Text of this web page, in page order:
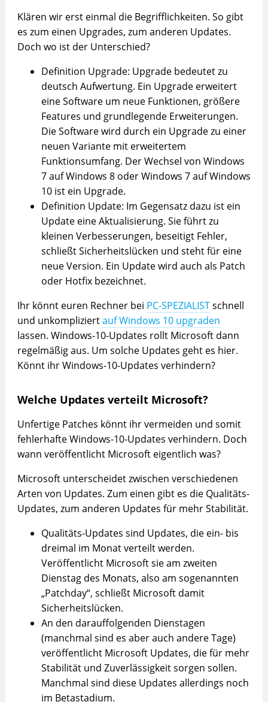
Klären wir erst einmal die Begrifflichkeiten. So gibt
es zum einen Upgrades, zum anderen Updates.
Doch wo ist der Unterschied?
Definition Upgrade: Upgrade bedeutet zu
deutsch Aufwertung. Ein Upgrade erweitert
eine Software um neue Funktionen, größere
Features und grundlegende Erweiterungen.
Die Software wird durch ein Upgrade zu einer
neuen Variante mit erweitertem
Funktionsumfang. Der Wechsel von Windows
7 auf Windows 8 oder Windows 7 auf Windows
10 ist ein Upgrade.
Definition Update: Im Gegensatz dazu ist ein
Update eine Aktualisierung. Sie führt zu
kleinen Verbesserungen, beseitigt Fehler,
schließt Sicherheitslücken und steht für eine
neue Version. Ein Update wird auch als Patch
oder Hotfix bezeichnet.
Ihr könnt euren Rechner bei PC-SPEZIALISTschnell
und unkompliziertauf Windows 10 upgraden
lassen. Windows-10-Updates rollt Microsoft dann
regelmäßig aus. Um solche Updates geht es hier.
Könnt ihr Windows-10-Updates verhindern?
Welche Updates verteilt Microsoft?
Unfertige Patches könnt ihr vermeiden und somit
fehlerhafte Windows-10-Updates verhindern. Doch
wann veröffentlicht Microsoft eigentlich was?
Microsoft unterscheidet zwischen verschiedenen
Arten von Updates. Zum einen gibt es die Qualitäts-
Updates, zum anderen Updates für mehr Stabilität.
Qualitäts-Updates sind Updates, die ein- bis
dreimal im Monat verteilt werden.
Veröffentlicht Microsoft sie am zweiten
Dienstag des Monats, also am sogenannten
„Patchday“, schließt Microsoft damit
Sicherheitslücken.
An den darauffolgenden Dienstagen
(manchmal sind es aber auch andere Tage)
veröffentlicht Microsoft Updates, die für mehr
Stabilität und Zuverlässigkeit sorgen sollen.
Manchmal sind diese Updates allerdings noch
im Betastadium.